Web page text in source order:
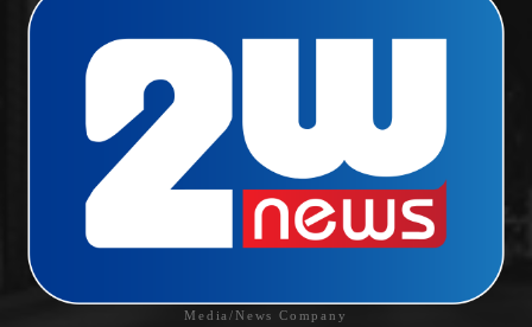
Media/News Company